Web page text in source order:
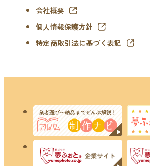
会社概要
個人情報保護方針
特定商取引法に基づく表記